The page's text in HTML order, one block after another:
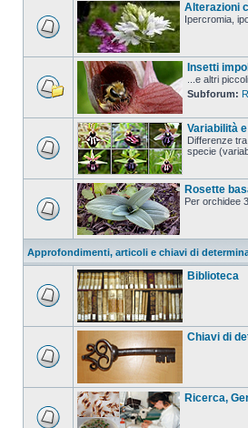
Alterazioni
Ipercromia,
Insetti
...e altri
Subforum:
Variabilità
Differenze
specie
Rosette
Per orchidee
Approfondimenti, articoli e chiavi di
Biblioteca
Chiavi di
Ricerca,